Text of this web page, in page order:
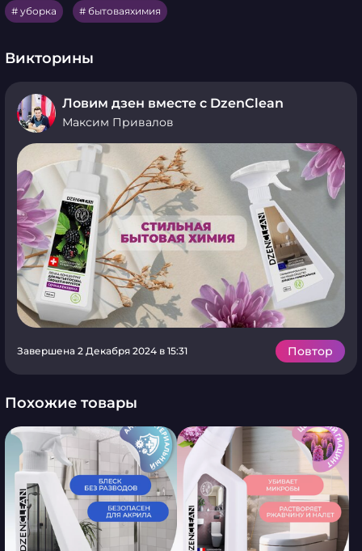
уборка бытоваяхимия
Викторины
Ловим дзен вместе с DzenClean
Максим Привалов
Завершена 2 Декабря 2024 в 15:31 Повтор
Похожие товары